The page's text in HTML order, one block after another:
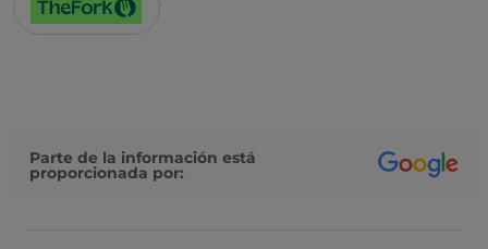
Parte de la información está
proporcionada por: